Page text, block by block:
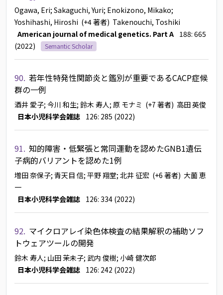
Ogawa, Eri; Sakaguchi, Yuri; Enokizono, Mikako;
Yoshihashi, Hiroshi (+4 著者) Takenouchi, Toshiki
American journal of medical genetics. Part A 188: 665
(2022)
Semantic Scholar
90. 若年性特発性関節炎と鑑別が重要であるCACP症候
群の一例
酒井 愛子; 今川 和生; 鈴木 寿人; 原 モナミ (+7 著者) 高田 英俊
日本小児科学会雑誌 126: 285 (2022)
91. 知的障害・低緊張と常同運動を認めたGNB1遺伝
子病的バリアントを認めた1例
増田 奈保子; 青天目 信; 平野 翔堂; 北井 征宏 (+6 著者) 大薗 恵
一
日本小児科学会雑誌 126: 334 (2022)
92. マイクロアレイ染色体検査の結果解釈の補助ソフ
トウェアツールの開発
鈴木 寿人; 山田 茉未子; 武内 俊樹; 小崎 健次郎
日本小児科学会雑誌 126: 242 (2022)